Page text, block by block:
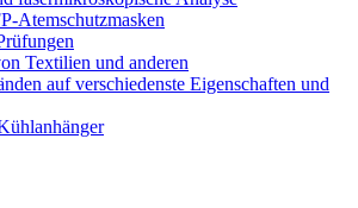
Atemschutzmasken
Textilien und anderen
auf verschiedenste Eigenschaften und